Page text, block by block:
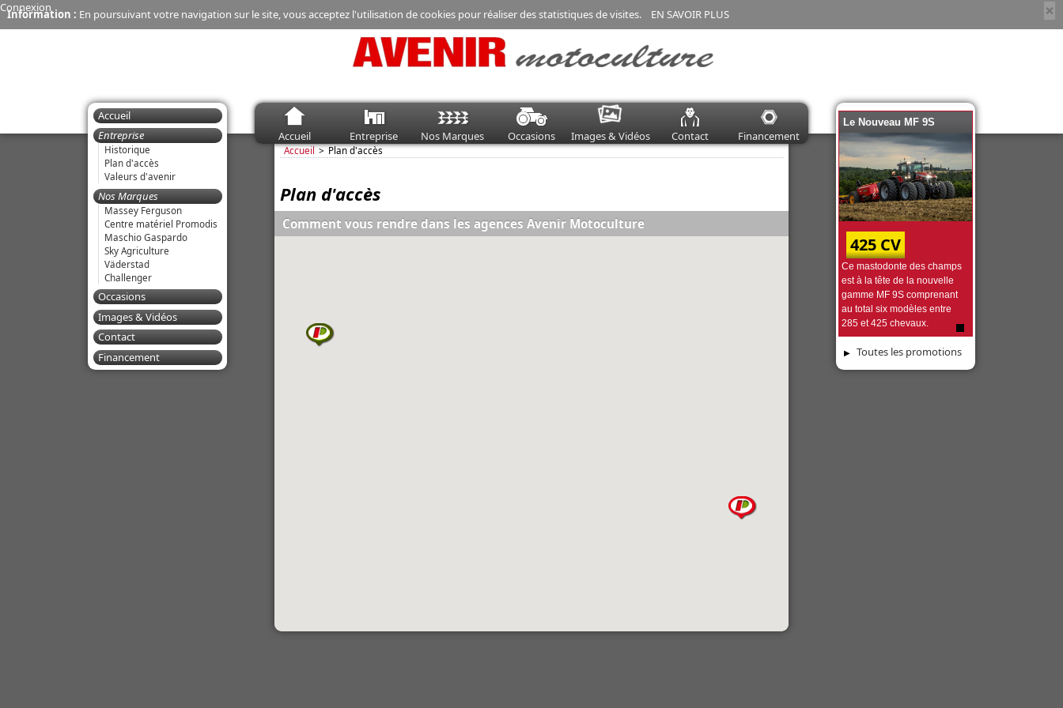
×
Information : En poursuivant votre navigation sur le site, vous acceptez l'utilisation de cookies pour réaliser des statistiques de visites. EN SAVOIR PLUS
Connexion
Accueil Entreprise Nos Marques Occasions Images & Vidéos Contact Financement
Accueil
Entreprise
Historique
Plan d'accès
Valeurs d'avenir
Nos Marques
Massey Ferguson
Centre matériel Promodis
Maschio Gaspardo
Sky Agriculture
Väderstad
Challenger
Occasions
Images & Vidéos
Contact
Financement
Accueil Plan d'accès
Plan d'accès
Comment vous rendre dans les agences Avenir Motoculture
Le Nouveau MF 9S
Ce mastodonte des champs
est à la tête de la nouvelle
gamme MF 9S comprenant
au total six modèles entre
285 et 425 chevaux.
425 CV
Toutes les promotions